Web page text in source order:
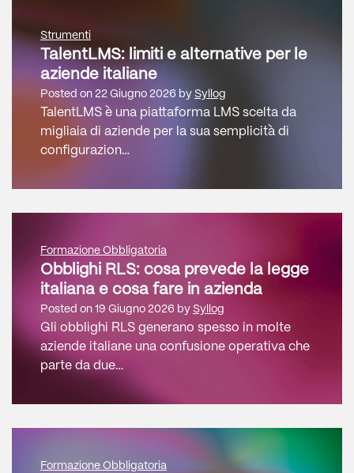
Strumenti
TalentLMS: limiti e alternative per le
aziende italiane
Posted on 22 Giugno 2026 by Syllog
TalentLMS è una piattaforma LMS scelta da
migliaia di aziende per la sua semplicità di
configurazion…
Formazione Obbligatoria
Obblighi RLS: cosa prevede la legge
italiana e cosa fare in azienda
Posted on 19 Giugno 2026 by Syllog
Gli obblighi RLS generano spesso in molte
aziende italiane una confusione operativa che
parte da due…
Formazione Obbligatoria